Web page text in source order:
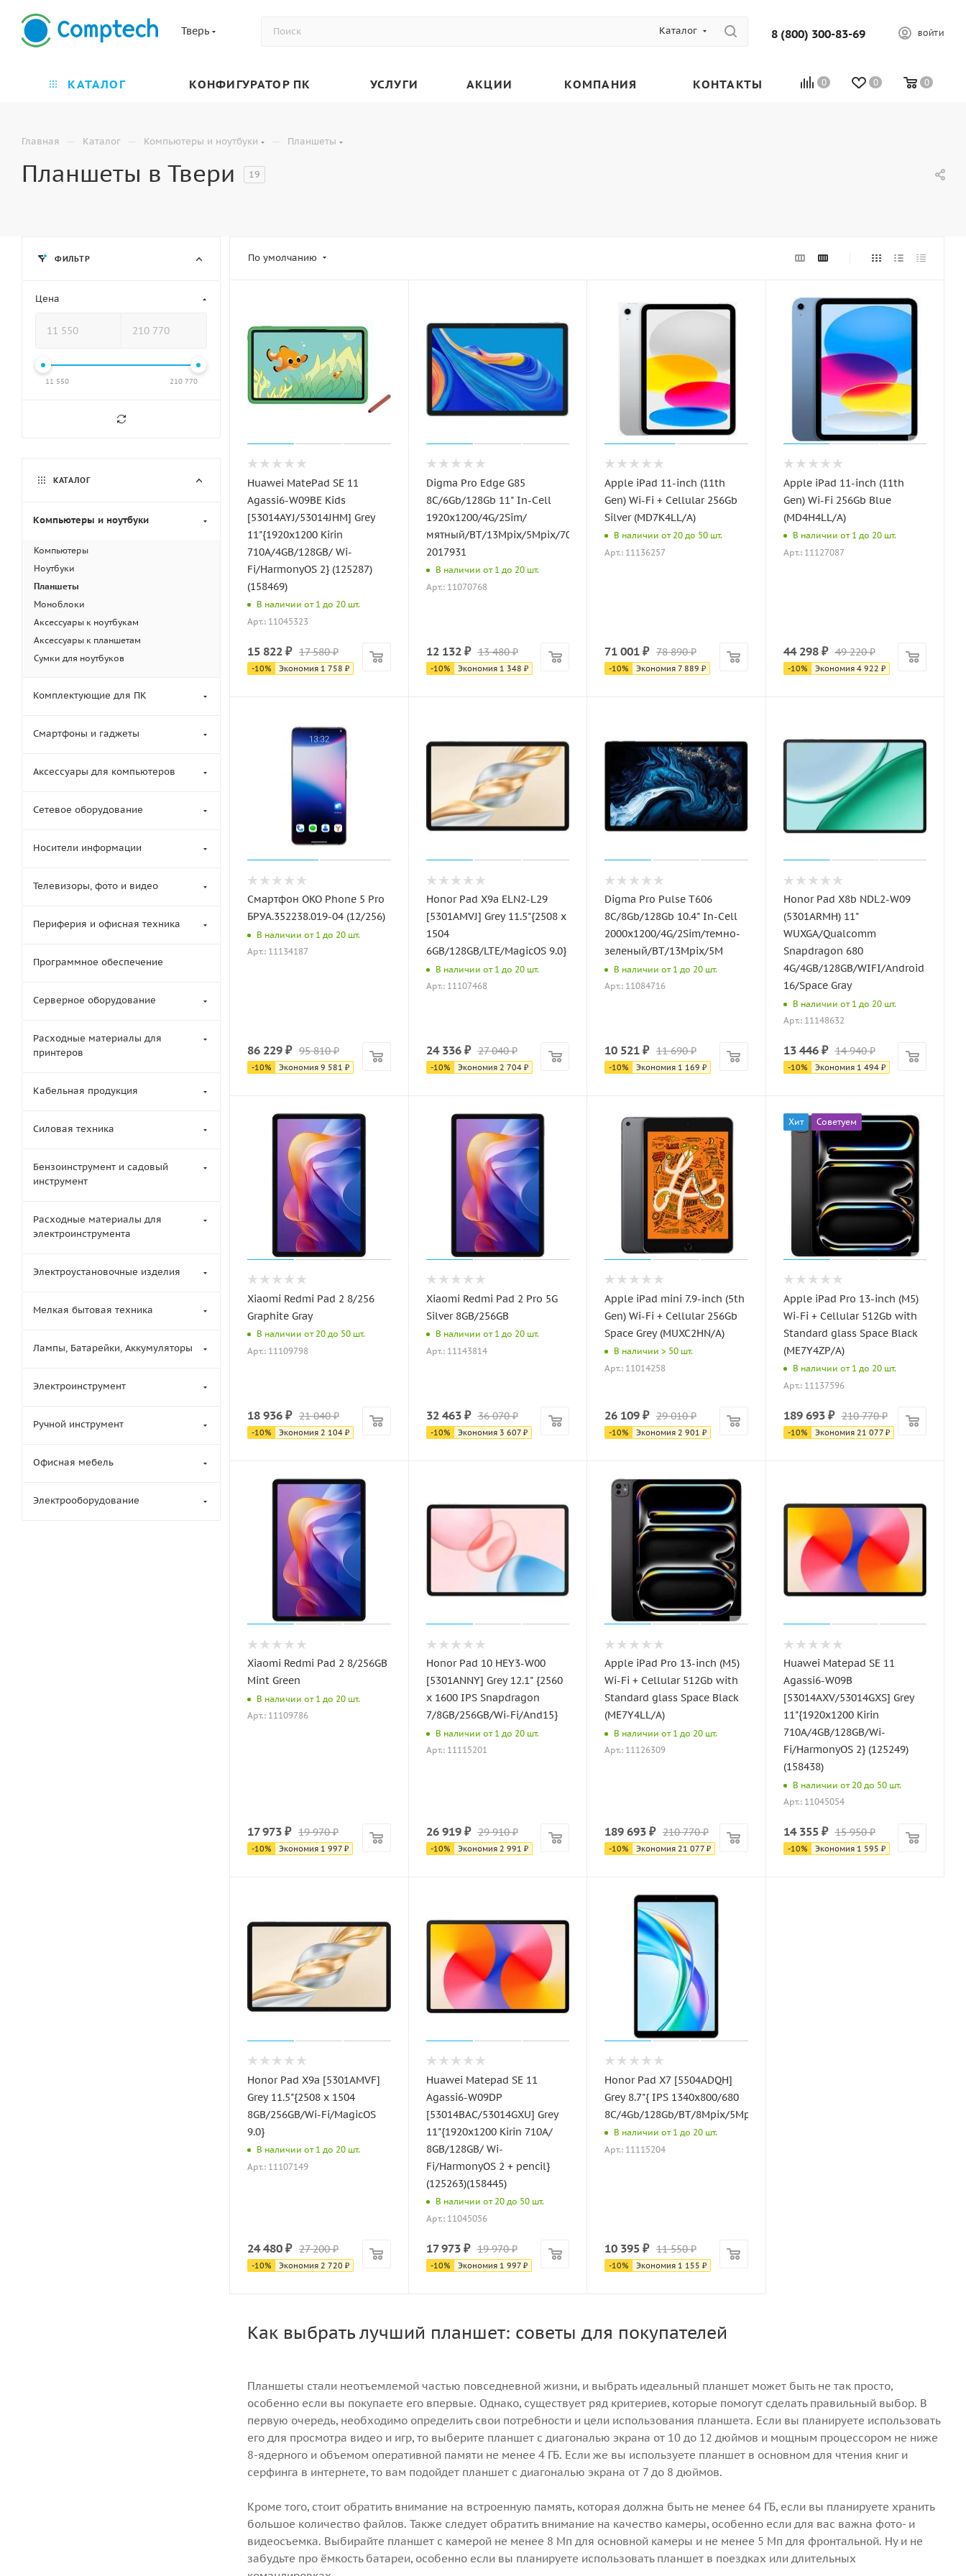
Тверь Каталог 8 (800) 300-83-69 ВОЙТИ
0 0 0
КАТАЛОГ КОНФИГУРАТОР ПК УСЛУГИ АКЦИИ КОМПАНИЯ КОНТАКТЫ
Главная — Каталог — Компьютеры и ноутбуки — Планшеты
Планшеты в Твери 19
По умолчанию
Huawei MatePad SE 11
Agassi6-W09BE Kids
[53014AYJ/53014JHM] Grey
11"{1920x1200 Kirin
710A/4GB/128GB/ Wi-
Fi/HarmonyOS 2} (125287)
(158469)
В наличии от 1 до 20 шт.
Арт.: 11045323
15 822 ₽ 17 580₽
-10% Экономия 1 758 ₽
Digma Pro Edge G85
8C/6Gb/128Gb 11" In-Cell
1920x1200/4G/2Sim/
мятный/BT/13Mpix/5Mpix/7000mAh
2017931
В наличии от 1 до 20 шт.
Арт.: 11070768
12 132₽ 13 480₽
-10% Экономия 1 348 ₽
Apple iPad 11-inch (11th
Gen) Wi-Fi + Cellular 256Gb
Silver (MD7K4LL/A)
В наличии от 20 до 50 шт.
Арт.: 11136257
71 001 ₽ 78 890₽
-10% Экономия 7 889 ₽
Apple iPad 11-inch (11th
Gen) Wi-Fi 256Gb Blue
(MD4H4LL/A)
В наличии от 1 до 20 шт.
Арт.: 11127087
44 298₽ 49 220₽
-10% Экономия 4 922 ₽
Смартфон OKO Phone 5 Pro
БРУА.352238.019-04 (12/256)
В наличии от 1 до 20 шт.
Арт.: 11134187
86 229 ₽ 95 810₽
-10% Экономия 9 581 ₽
Honor Pad X9a ELN2-L29
[5301AMVJ] Grey 11.5"{2508 x
1504
6GB/128GB/LTE/MagicOS 9.0}
В наличии от 1 до 20 шт.
Арт.: 11107468
24 336₽ 27 040₽
-10% Экономия 2 704₽
Digma Pro Pulse T606
8C/8Gb/128Gb 10.4" In-Cell
2000x1200/4G/2Sim/темно-
зеленый/BT/13Mpix/5M
В наличии от 1 до 20 шт.
Арт.: 11084716
10 521 ₽ 11 690₽
-10% Экономия 1 169 ₽
Honor Pad X8b NDL2-W09
(5301ARMH) 11"
WUXGA/Qualcomm
Snapdragon 680
4G/4GB/128GB/WIFI/Android
16/Space Gray
В наличии от 1 до 20 шт.
Арт.: 11148632
13 446₽ 14 940₽
-10% Экономия 1 494₽
Xiaomi Redmi Pad 2 8/256
Graphite Gray
В наличии от 20 до 50 шт.
Арт.: 11109798
18 936 ₽ 21 040₽
-10% Экономия 2 104 ₽
Xiaomi Redmi Pad 2 Pro 5G
Silver 8GB/256GB
В наличии от 1 до 20 шт.
Арт.: 11143814
32 463₽ 36 070₽
-10% Экономия 3 607₽
Apple iPad mini 7.9-inch (5th
Gen) Wi-Fi + Cellular 256Gb
Space Grey (MUXC2HN/A)
В наличии > 50 шт.
Арт.: 11014258
26 109 ₽ 29 010₽
-10% Экономия 2 901 ₽
Хит Советуем
Apple iPad Pro 13-inch (M5)
Wi-Fi + Cellular 512Gb with
Standard glass Space Black
(ME7Y4ZP/A)
В наличии от 1 до 20 шт.
Арт.: 11137596
189 693₽ 210 770₽
-10% Экономия 21 077₽
Xiaomi Redmi Pad 2 8/256GB
Mint Green
В наличии от 1 до 20 шт.
Арт.: 11109786
17 973 ₽ 19 970₽
-10% Экономия 1 997 ₽
Honor Pad 10 HEY3-W00
[5301ANNY] Grey 12.1" {2560
x 1600 IPS Snapdragon
7/8GB/256GB/Wi-Fi/And15}
В наличии от 1 до 20 шт.
Арт.: 11115201
26 919₽ 29 910₽
-10% Экономия 2 991 ₽
Apple iPad Pro 13-inch (M5)
Wi-Fi + Cellular 512Gb with
Standard glass Space Black
(ME7Y4LL/A)
В наличии от 1 до 20 шт.
Арт.: 11126309
189 693 ₽ 210 770₽
-10% Экономия 21 077 ₽
Huawei Matepad SE 11
Agassi6-W09B
[53014AXV/53014GXS] Grey
11"{1920x1200 Kirin
710A/4GB/128GB/Wi-
Fi/HarmonyOS 2} (125249)
(158438)
В наличии от 20 до 50 шт.
Арт.: 11045054
14 355₽ 15 950₽
-10% Экономия 1 595 ₽
Honor Pad X9a [5301AMVF]
Grey 11.5"{2508 x 1504
8GB/256GB/Wi-Fi/MagicOS
9.0}
В наличии от 1 до 20 шт.
Арт.: 11107149
24 480 ₽ 27 200₽
-10% Экономия 2 720 ₽
Huawei Matepad SE 11
Agassi6-W09DP
[53014BAC/53014GXU] Grey
11"{1920x1200 Kirin 710A/
8GB/128GB/ Wi-
Fi/HarmonyOS 2 + pencil}
(125263)(158445)
В наличии от 20 до 50 шт.
Арт.: 11045056
17 973₽ 19 970₽
-10% Экономия 1 997₽
Honor Pad X7 [5504ADQH]
Grey 8.7"{ IPS 1340x800/680
8C/4Gb/128Gb/BT/8Mpix/5Mpix/7020mAh}
В наличии от 1 до 20 шт.
Арт.: 11115204
10 395 ₽ 11 550₽
-10% Экономия 1 155 ₽
Как выбрать лучший планшет: советы для покупателей
Планшеты стали неотъемлемой частью повседневной жизни, и выбрать идеальный планшет может быть не так просто,
особенно если вы покупаете его впервые. Однако, существует ряд критериев, которые помогут сделать правильный выбор. В
первую очередь, необходимо определить свои потребности и цели использования планшета. Если вы планируете использовать
его для просмотра видео и игр, то выберите планшет с диагональю экрана от 10 до 12 дюймов и мощным процессором не ниже
8-ядерного и объемом оперативной памяти не менее 4 ГБ. Если же вы используете планшет в основном для чтения книг и
серфинга в интернете, то вам подойдет планшет с диагональю экрана от 7 до 8 дюймов.
Кроме того, стоит обратить внимание на встроенную память, которая должна быть не менее 64 ГБ, если вы планируете хранить
большое количество файлов. Также следует обратить внимание на качество камеры, особенно если для вас важна фото- и
видеосъемка. Выбирайте планшет с камерой не менее 8 Мп для основной камеры и не менее 5 Мп для фронтальной. Ну и не
забудьте про ёмкость батареи, особенно если вы планируете использовать планшет в поездках или длительных
ФИЛЬТР
Цена
11 550 210 770
КАТАЛОГ
Компьютеры и ноутбуки
Компьютеры
Ноутбуки
Планшеты
Моноблоки
Аксессуары к ноутбукам
Аксессуары к планшетам
Сумки для ноутбуков
Комплектующие для ПК
Смартфоны и гаджеты
Аксессуары для компьютеров
Сетевое оборудование
Носители информации
Телевизоры, фото и видео
Периферия и офисная техника
Программное обеспечение
Серверное оборудование
Расходные материалы для
принтеров
Кабельная продукция
Силовая техника
Бензоинструмент и садовый
инструмент
Расходные материалы для
электроинструмента
Электроустановочные изделия
Мелкая бытовая техника
Лампы, Батарейки, Аккумуляторы
Электроинструмент
Ручной инструмент
Офисная мебель
Электрооборудование